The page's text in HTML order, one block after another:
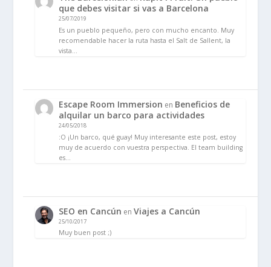
que debes visitar si vas a Barcelona
25/07/2019
Es un pueblo pequeño, pero con mucho encanto. Muy
recomendable hacer la ruta hasta el Salt de Sallent, la
vista…
Escape Room Immersion en Beneficios de
alquilar un barco para actividades
24/05/2018
:O ¡Un barco, qué guay! Muy interesante este post, estoy
muy de acuerdo con vuestra perspectiva. El team building
es…
SEO en Cancún enViajes a Cancún
25/10/2017
Muy buen post ;)